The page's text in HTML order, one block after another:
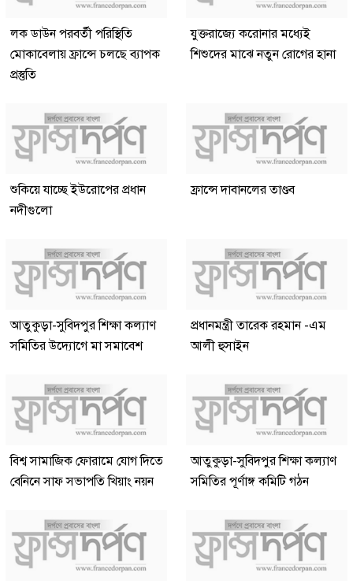
লক ডাউন পরবর্তী পরিস্থিতি
মোকাবেলায় ফ্রান্সে চলছে ব্যাপক
প্রস্তুতি
যুক্তরাজ্যে করোনার মধ্যেই
শিশুদের মাঝে নতুন রোগের হানা
শুকিয়ে যাচ্ছে ইউরোপের প্রধান
নদীগুলো
ফ্রান্সে দাবানলের তাণ্ডব
আতুকুড়া-সুবিদপুর শিক্ষা কল্যাণ
সমিতির উদ্যোগে মা সমাবেশ
প্রধানমন্ত্রী তারেক রহমান -এম
আলী হুসাইন
বিশ্ব সামাজিক ফোরামে যোগ দিতে
বেনিনে সাফ সভাপতি খিয়াং নয়ন
আতুকুড়া-সুবিদপুর শিক্ষা কল্যাণ
সমিতির পূর্ণাঙ্গ কমিটি গঠন